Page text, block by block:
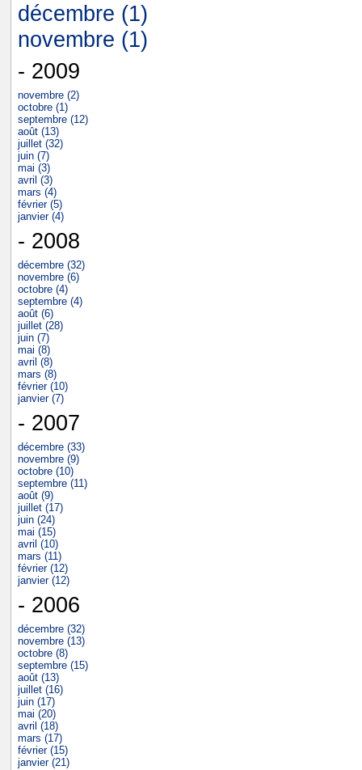
décembre (1)
novembre (1)
- 2009
novembre (2)
octobre (1)
septembre (12)
août (13)
juillet (32)
juin (7)
mai (3)
avril (3)
mars (4)
février (5)
janvier (4)
- 2008
décembre (32)
novembre (6)
octobre (4)
septembre (4)
août (6)
juillet (28)
juin (7)
mai (8)
avril (8)
mars (8)
février (10)
janvier (7)
- 2007
décembre (33)
novembre (9)
octobre (10)
septembre (11)
août (9)
juillet (17)
juin (24)
mai (15)
avril (10)
mars (11)
février (12)
janvier (12)
- 2006
décembre (32)
novembre (13)
octobre (8)
septembre (15)
août (13)
juillet (16)
juin (17)
mai (20)
avril (18)
mars (17)
février (15)
janvier (21)